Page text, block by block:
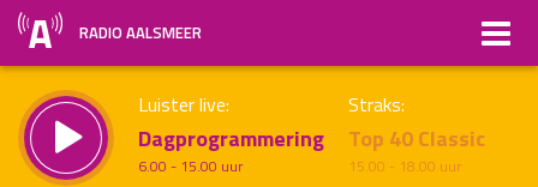
RADIO AALSMEER
Luister live:
Dagprogrammering
6.00 - 15.00 uur
Straks:
Top 40 Classic
15.00 - 18.00 uur